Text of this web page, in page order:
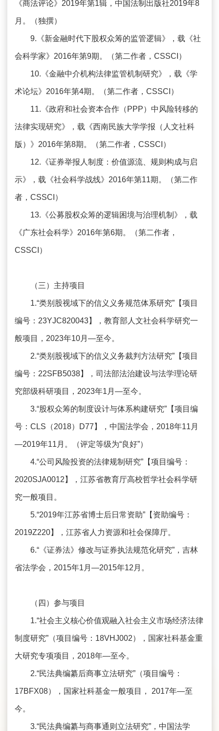
《商法评论》2019年第1辑，中国法制出版社2019年8
月。（独撰）
9.《新金融时代下股权众筹的监管逻辑》，载《社
会科学家》2016年第9期。（第二作者，CSSCI）
10.《金融中介机构法律监管机制研究》，载《学
术论坛》2016年第4期。（第二作者，CSSCI）
11.《政府和社会资本合作（PPP）中风险转移的
法律实现研究》，载《西南民族大学学报（人文社科
版）》2016年第8期。（第二作者，CSSCI）
12.《证券举报人制度：价值源流、规则构成与启
示》，载《社会科学战线》2016年第11期。（第二作
者，CSSCI）
13.《公募股权众筹的逻辑困境与治理机制》，载
《广东社会科学》2016年第6期。（第二作者，
CSSCI）
（三）主持项目
1.“类别股视域下的信义义务规范体系研究”【项目
编号：23YJC820043】，教育部人文社会科学研究一
般项目，2023年10月—至今。
2.“类别股视域下的信义义务裁判方法研究”【项目
编号：22SFB5038】，司法部法治建设与法学理论研
究部级科研项目，2023年1月—至今。
3.“股权众筹的制度设计与体系构建研究”【项目编
号：CLS（2018）D77】，中国法学会，2018年11月
—2019年11月。（评定等级为“良好”）
4.“公司风险投资的法律规制研究”【项目编号：
2020SJA0012】，江苏省教育厅高校哲学社会科学研
究一般项目。
5.“2019年江苏省博士后日常资助”【资助编号：
2019Z220】，江苏省人力资源和社会保障厅。
6.“《证券法》修改与证券执法规范化研究”，吉林
省法学会，2015年1月—2015年12月。
（四）参与项目
1.“社会主义核心价值观融入社会主义市场经济法律
制度研究”（项目编号：18VHJ002），国家社科基金重
大研究专项项目，2018年—至今。
2.“民法典编纂后商事立法研究”（项目编号：
17BFX08），国家社科基金一般项目， 2017年—至
今。
3.“民法典编纂与商事通则立法研究”，中国法学